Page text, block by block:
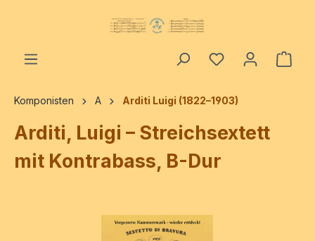
Komponisten A Arditi Luigi (1822–1903)
Arditi, Luigi – Streichsextett
mit Kontrabass, B-Dur
Bildergalerie überspringen